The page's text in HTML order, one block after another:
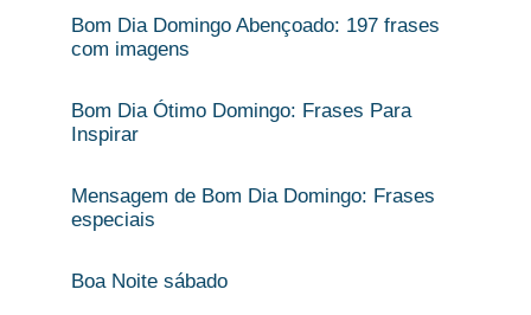
Bom Dia Domingo Abençoado: 197 frases
com imagens
Bom Dia Ótimo Domingo: Frases Para
Inspirar​
Mensagem de Bom Dia Domingo: Frases
especiais​
Boa Noite sábado​